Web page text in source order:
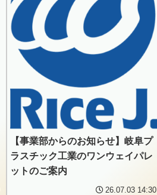
【事業部からのお知らせ】岐阜プ
ラスチック工業のワンウェイパレ
ットのご案内
26.07.03 14:30